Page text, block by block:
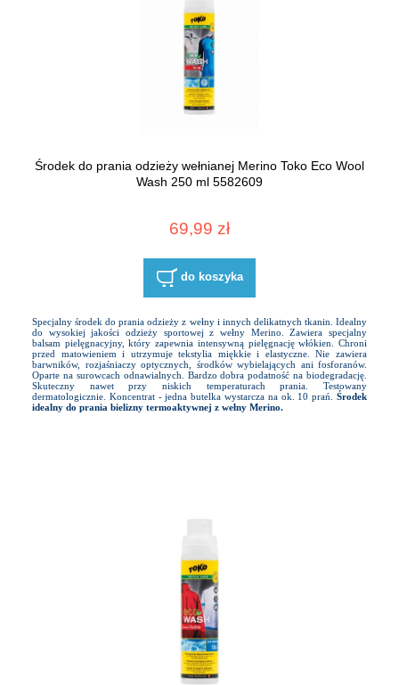
Środek do prania odzieży wełnianej Merino Toko Eco Wool
Wash 250 ml 5582609
69,99 zł
do koszyka
Specjalny środek do prania odzieży z wełny i innych delikatnych tkanin. Idealny
do wysokiej jakości odzieży sportowej z wełny Merino. Zawiera specjalny
balsam pielęgnacyjny, który zapewnia intensywną pielęgnację włókien. Chroni
przed matowieniem i utrzymuje tekstylia miękkie i elastyczne. Nie zawiera
barwników, rozjaśniaczy optycznych, środków wybielających ani fosforanów.
Oparte na surowcach odnawialnych. Bardzo dobra podatność na biodegradację.
Skuteczny nawet przy niskich temperaturach prania. Testowany
dermatologicznie. Koncentrat - jedna butelka wystarcza na ok. 10 prań. Środek
idealny do prania bielizny termoaktywnej z wełny Merino.